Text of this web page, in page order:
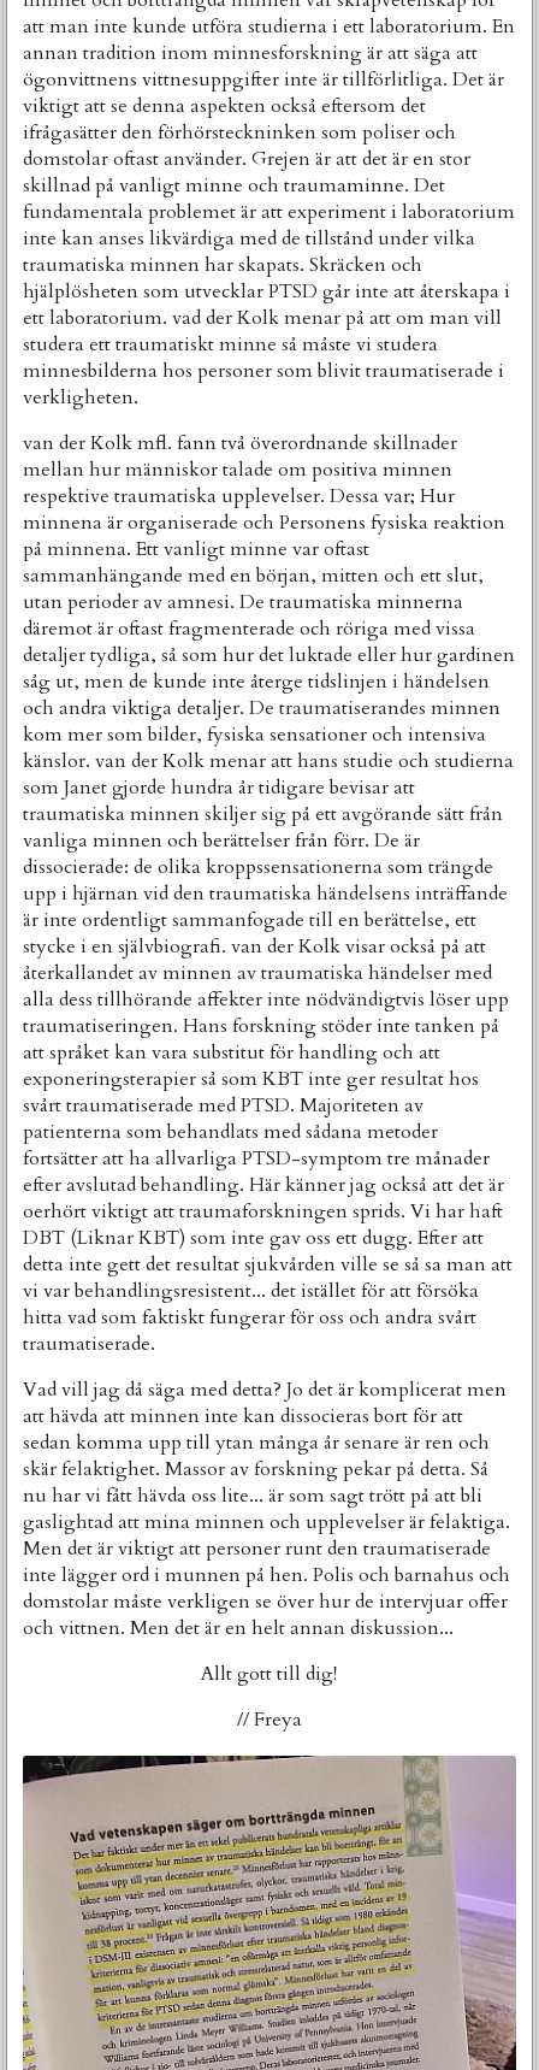
att man inte kunde utföra studierna i ett laboratorium. En
annan tradition inom minnesforskning är att säga att
ögonvittnens vittnesuppgifter inte är tillförlitliga. Det är
viktigt att se denna aspekten också eftersom det
ifrågasätter den förhörsteckninken som poliser och
domstolar oftast använder. Grejen är att det är en stor
skillnad på vanligt minne och traumaminne. Det
fundamentala problemet är att experiment i laboratorium
inte kan anses likvärdiga med de tillstånd under vilka
traumatiska minnen har skapats. Skräcken och
hjälplösheten som utvecklar PTSD går inte att återskapa i
ett laboratorium. vad der Kolk menar på att om man vill
studera ett traumatiskt minne så måste vi studera
minnesbilderna hos personer som blivit traumatiserade i
verkligheten.
van der Kolk mfl. fann två överordnande skillnader
mellan hur människor talade om positiva minnen
respektive traumatiska upplevelser. Dessa var; Hur
minnena är organiserade och Personens fysiska reaktion
på minnena. Ett vanligt minne var oftast
sammanhängande med en början, mitten och ett slut,
utan perioder av amnesi. De traumatiska minnerna
däremot är oftast fragmenterade och röriga med vissa
detaljer tydliga, så som hur det luktade eller hur gardinen
såg ut, men de kunde inte återge tidslinjen i händelsen
och andra viktiga detaljer. De traumatiserandes minnen
kom mer som bilder, fysiska sensationer och intensiva
känslor. van der Kolk menar att hans studie och studierna
som Janet gjorde hundra år tidigare bevisar att
traumatiska minnen skiljer sig på ett avgörande sätt från
vanliga minnen och berättelser från förr. De är
dissocierade: de olika kroppssensationerna som trängde
upp i hjärnan vid den traumatiska händelsens inträffande
är inte ordentligt sammanfogade till en berättelse, ett
stycke i en självbiografi. van der Kolk visar också på att
återkallandet av minnen av traumatiska händelser med
alla dess tillhörande affekter inte nödvändigtvis löser upp
traumatiseringen. Hans forskning stöder inte tanken på
att språket kan vara substitut för handling och att
exponeringsterapier så som KBT inte ger resultat hos
svårt traumatiserade med PTSD. Majoriteten av
patienterna som behandlats med sådana metoder
fortsätter att ha allvarliga PTSD-symptom tre månader
efter avslutad behandling. Här känner jag också att det är
oerhört viktigt att traumaforskningen sprids. Vi har haft
DBT (Liknar KBT) som inte gav oss ett dugg. Efter att
detta inte gett det resultat sjukvården ville se så sa man att
vi var behandlingsresistent... det istället för att försöka
hitta vad som faktiskt fungerar för oss och andra svårt
traumatiserade.
Vad vill jag då säga med detta? Jo det är komplicerat men
att hävda att minnen inte kan dissocieras bort för att
sedan komma upp till ytan många år senare är ren och
skär felaktighet. Massor av forskning pekar på detta. Så
nu har vi fått hävda oss lite... är som sagt trött på att bli
gaslightad att mina minnen och upplevelser är felaktiga.
Men det är viktigt att personer runt den traumatiserade
inte lägger ord i munnen på hen. Polis och barnahus och
domstolar måste verkligen se över hur de intervjuar offer
och vittnen. Men det är en helt annan diskussion...
Allt gott till dig!
// Freya